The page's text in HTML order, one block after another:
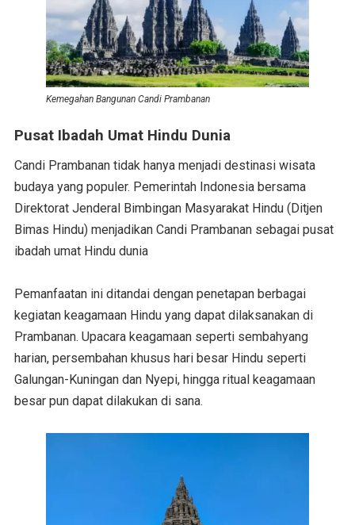
Kemegahan Bangunan Candi Prambanan
Pusat Ibadah Umat Hindu Dunia
Candi Prambanan tidak hanya menjadi destinasi wisata
budaya yang populer. Pemerintah Indonesia bersama
Direktorat Jenderal Bimbingan Masyarakat Hindu (Ditjen
Bimas Hindu) menjadikan Candi Prambanan sebagai pusat
ibadah umat Hindu dunia
Pemanfaatan ini ditandai dengan penetapan berbagai
kegiatan keagamaan Hindu yang dapat dilaksanakan di
Prambanan. Upacara keagamaan seperti sembahyang
harian, persembahan khusus hari besar Hindu seperti
Galungan-Kuningan dan Nyepi, hingga ritual keagamaan
besar pun dapat dilakukan di sana.